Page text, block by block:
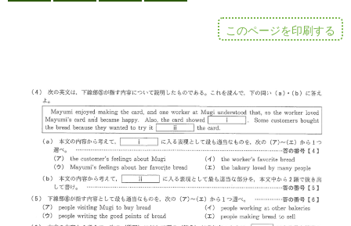
このページを印刷する